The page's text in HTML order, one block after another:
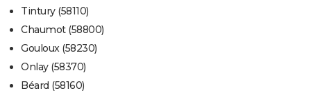
Tintury (58110)
Chaumot (58800)
Gouloux (58230)
Onlay (58370)
Béard (58160)